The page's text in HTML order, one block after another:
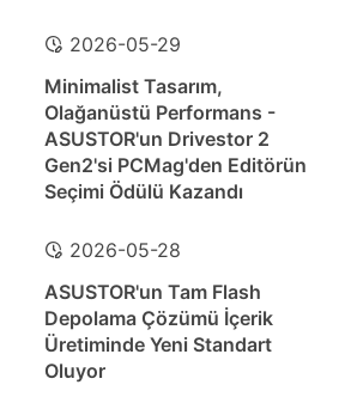
2026-05-29
Minimalist Tasarım,
Olağanüstü Performans -
ASUSTOR'un Drivestor 2
Gen2'si PCMag'den Editörün
Seçimi Ödülü Kazandı
2026-05-28
ASUSTOR'un Tam Flash
Depolama Çözümü İçerik
Üretiminde Yeni Standart
Oluyor